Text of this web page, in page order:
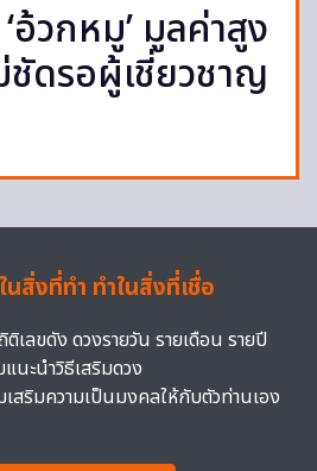
อ้วกหมู’ มูลค่าสูง
ชัดรอผู้เชี่ยวชาญ
นสิ่งที่ทำ ทำในสิ่งที่เชื่อ
เลขดัง ดวงรายวัน รายเดือน รายปี
นะนำวิธีเสริมดวง
สริมความเป็นมงคลให้กับตัวท่านเอง